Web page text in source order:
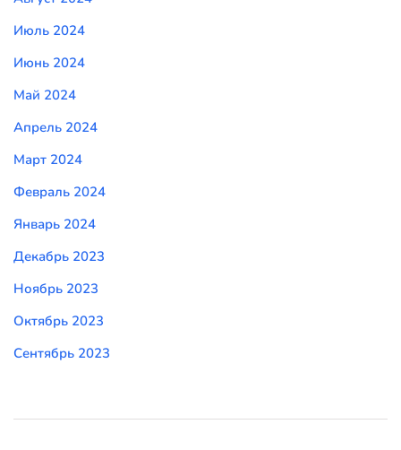
Июль 2024
Июнь 2024
Май 2024
Апрель 2024
Март 2024
Февраль 2024
Январь 2024
Декабрь 2023
Ноябрь 2023
Октябрь 2023
Сентябрь 2023